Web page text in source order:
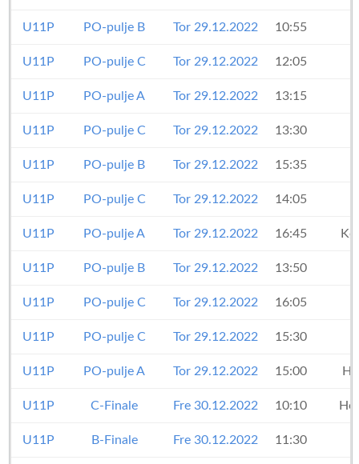
U11P PO-pulje B Tor 29.12.2022 10:55
U11P PO-pulje C Tor 29.12.2022 12:05
U11P PO-pulje A Tor 29.12.2022 13:15
U11P PO-pulje C Tor 29.12.2022 13:30
U11P PO-pulje B Tor 29.12.2022 15:35
U11P PO-pulje C Tor 29.12.2022 14:05
U11P PO-pulje A Tor 29.12.2022 16:45
U11P PO-pulje B Tor 29.12.2022 13:50
U11P PO-pulje C Tor 29.12.2022 16:05
U11P PO-pulje C Tor 29.12.2022 15:30
U11P PO-pulje A Tor 29.12.2022 15:00
U11P C-Finale Fre 30.12.2022 10:10
U11P B-Finale Fre 30.12.2022 11:30